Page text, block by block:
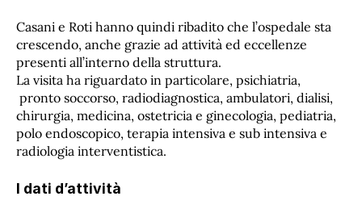
Casani e Roti hanno quindi ribadito che l’ospedale sta
crescendo, anche grazie ad attività ed eccellenze
presenti all’interno della struttura.
La visita ha riguardato in particolare, psichiatria,
pronto soccorso, radiodiagnostica, ambulatori, dialisi,
chirurgia, medicina, ostetricia e ginecologia, pediatria,
polo endoscopico, terapia intensiva e sub intensiva e
radiologia interventistica.
I dati d’attività